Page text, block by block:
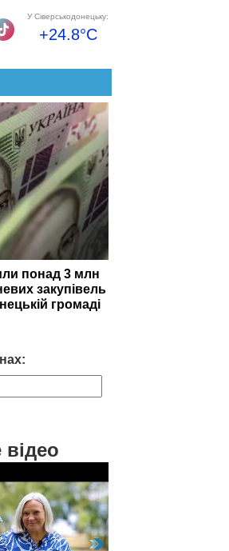
У Сіверськодонецьку:
+24.8°C
понад 3 млн
закупівель
громаді